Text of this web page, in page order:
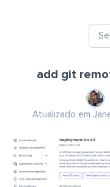
add git
Atualizado em